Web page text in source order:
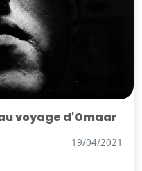
voyage d'Omaar
19/04/2021